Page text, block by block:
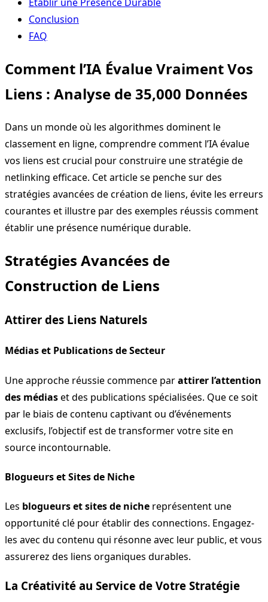
Conclusion
FAQ
Comment l’IA Évalue Vraiment Vos
Liens : Analyse de 35,000 Données
Dans un monde où les algorithmes dominent le
classement en ligne, comprendre comment l’IA évalue
vos liens est crucial pour construire une stratégie de
netlinking efficace. Cet article se penche sur des
stratégies avancées de création de liens, évite les erreurs
courantes et illustre par des exemples réussis comment
établir une présence numérique durable.
Stratégies Avancées de
Construction de Liens
Attirer des Liens Naturels
Médias et Publications de Secteur
Une approche réussie commence parattirer l’attention
des médiaset des publications spécialisées. Que ce soit
par le biais de contenu captivant ou d’événements
exclusifs, l’objectif est de transformer votre site en
source incontournable.
Blogueurs et Sites de Niche
Les blogueurs et sites de niche représentent une
opportunité clé pour établir des connections. Engagez-
les avec du contenu qui résonne avec leur public, et vous
assurerez des liens organiques durables.
La Créativité au Service de Votre Stratégie